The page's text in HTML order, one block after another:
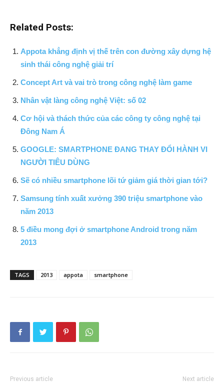
Related Posts:
Appota khẳng định vị thế trên con đường xây dựng hệ
sinh thái công nghệ giải trí
Concept Art và vai trò trong công nghệ làm game
Nhân vật làng công nghệ Việt: số 02
Cơ hội và thách thức của các công ty công nghệ tại
Đông Nam Á
GOOGLE: SMARTPHONE ĐANG THAY ĐỔI HÀNH VI
NGƯỜI TIÊU DÙNG
Sẽ có nhiều smartphone lõi tứ giảm giá thời gian tới?
Samsung tính xuất xưởng 390 triệu smartphone vào
năm 2013
5 điều mong đợi ở smartphone Android trong năm
2013
TAGS 2013 appota smartphone
Previous article Next article